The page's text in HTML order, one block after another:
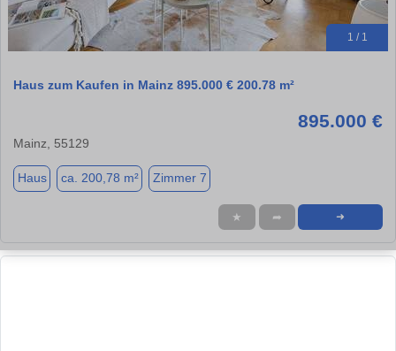
1 / 1
Haus zum Kaufen in Mainz 895.000 € 200.78 m²
895.000 €
Mainz, 55129
Haus ca. 200,78 m² Zimmer 7
★ ➦ ➜